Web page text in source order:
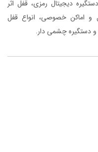
دیجیتال رمزی، قفل اثر
و اماکن خصوصی، انواع قفل
دستگیره چشمی دار.